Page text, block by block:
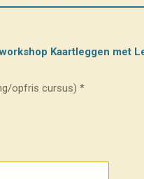
Kaartleggen met
opfris cursus) *